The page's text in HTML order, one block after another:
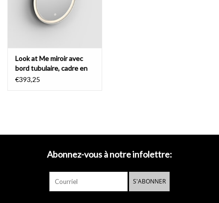
pièce de rechange
Look at Me miroir avec
bord tubulaire, cadre en
noir mat
€393,25
Abonnez-vous à notre infolettre:
S'ABONNER